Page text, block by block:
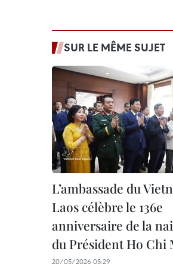
SUR LE MÊME SUJET
L’ambassade du
Laos célèbre le 136e
anniversaire de la
du Président Ho Chi
20/05/2026 05:29